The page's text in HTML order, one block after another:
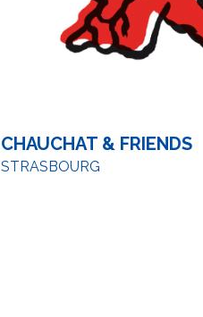
CHAUCHAT & FRIENDS
STRASBOURG